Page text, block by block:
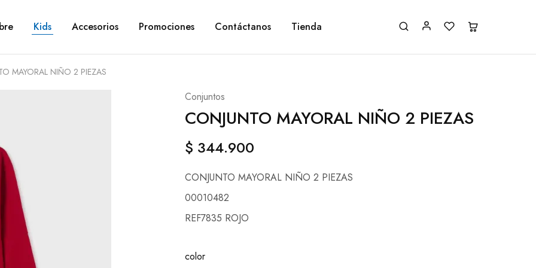
Kids Accesorios Promociones Contáctanos Tienda
MAYORAL NIÑO 2 PIEZAS
Conjuntos
CONJUNTO MAYORAL NIÑO 2 PIEZAS
$ 344.900
CONJUNTO MAYORAL NIÑO 2 PIEZAS
00010482
REF7835 ROJO
color